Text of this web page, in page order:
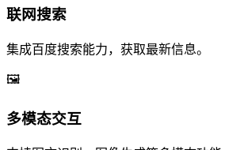
联网搜索
集成百度搜索能力，获取最新信息。
🖼️
多模态交互